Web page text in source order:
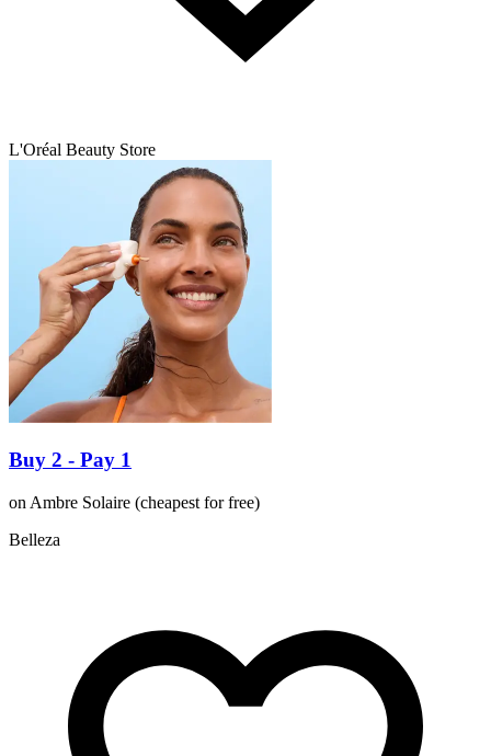
L'Oréal Beauty Store
Buy 2 - Pay 1
on Ambre Solaire (cheapest for free)
Belleza